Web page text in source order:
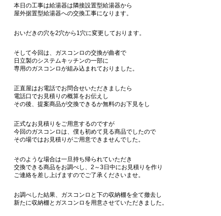
本日の工事は給湯器は隣接設置型給湯器から
屋外据置型給湯器への交換工事になります。
おいだきの穴を2穴から1穴に変更しております。
そして今回は、ガスコンロの交換が曲者で
日立製のシステムキッチンの一部に
専用のガスコンロが組み込まれておりました。
正直屋はお電話でお問合せいただきましたら
電話口でお見積りの概算をお伝えし
その後、提案商品が交換できるか無料のお下見をし
正式なお見積りをご用意するのですが
今回のガスコンロは、僕も初めて見る商品でしたので
その場ではお見積りがご用意できませんでした。
そのような場合は一旦持ち帰られていただき
交換できる商品をお調べし、2～3日中にお見積りを作り
ご連絡を差し上げますのでご了承くださいませ。
お調べした結果、ガスコンロと下の収納棚を全て撤去し
新たに収納棚とガスコンロを用意させていただきました。